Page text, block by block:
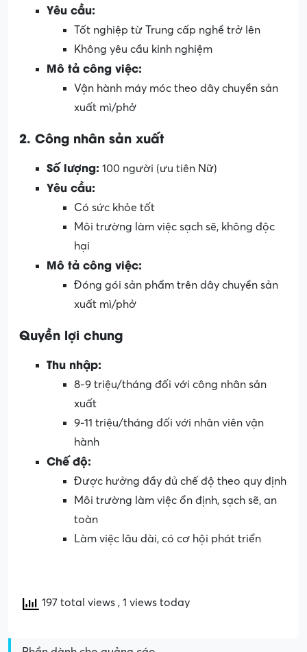
Yêu cầu:
Tốt nghiệp từ Trung cấp nghề trở lên
Không yêu cầu kinh nghiệm
Mô tả công việc:
Vận hành máy móc theo dây chuyền sản
xuất mì/phở
2. Công nhân sản xuất
Số lượng: 100 người (ưu tiên Nữ)
Yêu cầu:
Có sức khỏe tốt
Môi trường làm việc sạch sẽ, không độc
hại
Mô tả công việc:
Đóng gói sản phẩm trên dây chuyền sản
xuất mì/phở
Quyền lợi chung
Thu nhập:
8-9 triệu/tháng đối với công nhân sản
xuất
9-11 triệu/tháng đối với nhân viên vận
hành
Chế độ:
Được hưởng đầy đủ chế độ theo quy định
Môi trường làm việc ổn định, sạch sẽ, an
toàn
Làm việc lâu dài, có cơ hội phát triển
197 total views , 1 views today